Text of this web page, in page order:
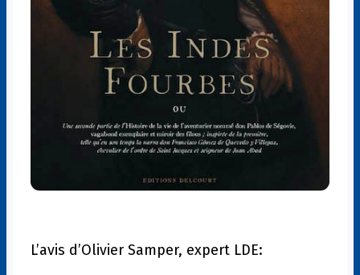
L’avis d’Olivier Samper, expert LDE: